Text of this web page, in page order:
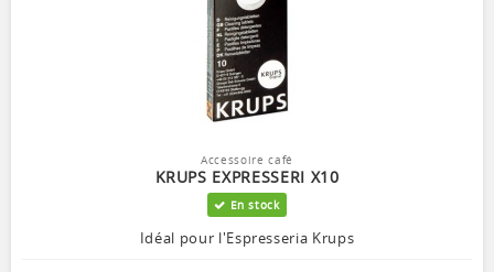
Accessoire café
KRUPS EXPRESSERI X10
En stock
Idéal pour l'Espresseria Krups